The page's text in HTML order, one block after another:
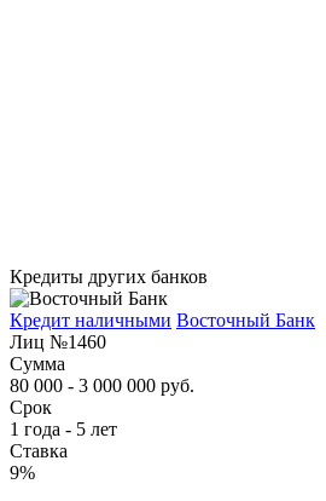
Кредиты других банков
Кредит наличными Восточный Банк
Лиц №1460
Сумма
80 000 - 3 000 000 руб.
Срок
1 года - 5 лет
Ставка
9%